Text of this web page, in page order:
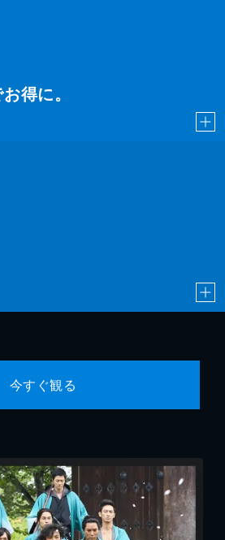
得に。
今すぐ観る